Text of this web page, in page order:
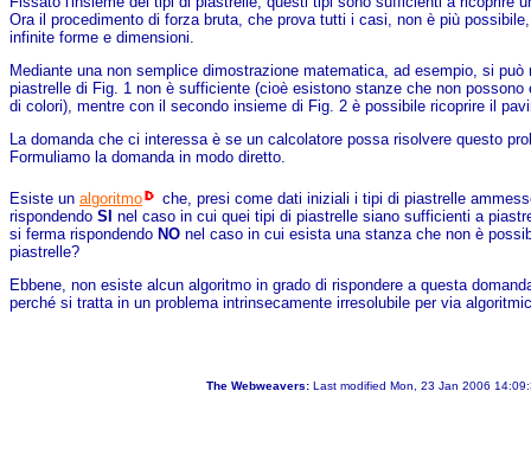
Ora il procedimento di forza bruta, che prova tutti i casi, non è più
infinite forme e dimensioni.
Mediante una non semplice dimostrazione matematica, ad esempio, si
piastrelle di Fig. 1 non è sufficiente (cioè esistono stanze che non
di colori), mentre con il secondo insieme di Fig. 2 è possibile ricoprire il
La domanda che ci interessa è se un calcolatore possa risolvere questo
Formuliamo la domanda in modo diretto.
Esiste un algoritmo
che, presi come dati iniziali i tipi di piastrelle
rispondendo SI nel caso in cui quei tipi di piastrelle siano sufficienti a
si ferma rispondendo NO nel caso in cui esista una stanza che non è
piastrelle?
Ebbene, non esiste alcun algoritmo in grado di rispondere a questa
perché si tratta in un problema intrinsecamente irresolubile per via
The Webweavers: Last modified Mon, 23 Jan 2006